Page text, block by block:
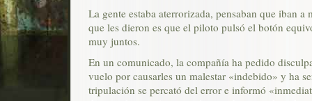
La gente estaba aterrorizada, pensaban que iban
que les dieron es que el piloto pulsó el botón
muy juntos.
En un comunicado, la compañía ha pedido
vuelo por causarles un malestar «indebido» y ha
tripulación se percató del error e informó